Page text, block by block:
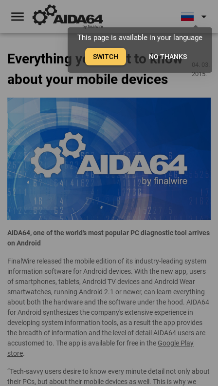
menu arrow_drop_down
Everything you want to know
about your mobile devices
04. 03.
2015.
AIDA64, one of the world's most popular PC diagnostic tool arrives
on Android
FinalWire released the mobile edition of its industry-leading system
information software for Android devices. With the new app, users
of smartphones, tablets, Android TV devices and Android Wear
smartwatches, running Android 2.1 or newer, can learn everything
about both the hardware and the software under the hood. AIDA64
for Android synthesizes the company's extensive experience in
developing system information tools, as a result the app provides
the breadth of information and the level of detail AIDA64 users are
accustomed to. The app is available for free in the Google Play
store.
“Tech-savvy users desire to know every minute detail not only about
their PCs, but about their mobile devices as well. This is why we
This page is available in your language
SWITCH NO THANKS